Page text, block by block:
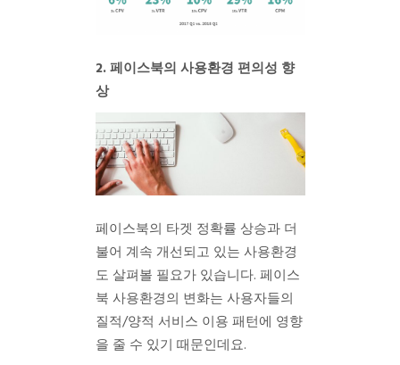
2. 페이스북의 사용환경 편의성 향
상
페이스북의 타겟 정확률 상승과 더
불어 계속 개선되고 있는 사용환경
도 살펴볼 필요가 있습니다. 페이스
북 사용환경의 변화는 사용자들의
질적/양적 서비스 이용 패턴에 영향
을 줄 수 있기 때문인데요.